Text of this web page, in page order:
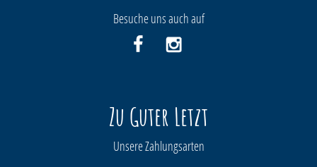
Besuche uns auch auf
Zu Guter Letzt
Unsere Zahlungsarten